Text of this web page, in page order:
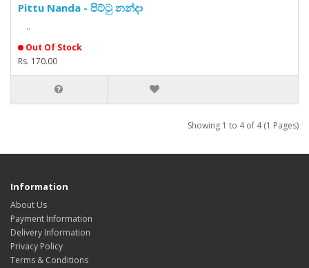
Pittu Nanda - පිට්ටු නන්දා
..
Out Of Stock
Rs. 170.00
Showing 1 to 4 of 4 (1 Pages)
Information
About Us
Payment Information
Delivery Information
Privacy Policy
Terms & Conditions